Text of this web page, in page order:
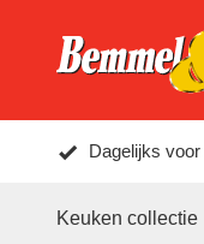
Dagelijks voor
Keuken collectie